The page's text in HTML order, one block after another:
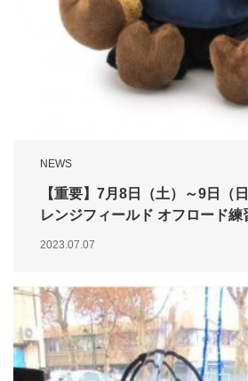
NEWS
【重要】7月8日（土）～9日（
レンジフィールド オフロード
2023.07.07